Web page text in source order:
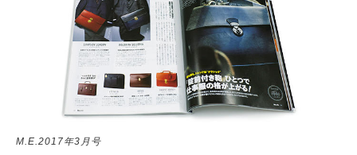
M.E.2017年3月号